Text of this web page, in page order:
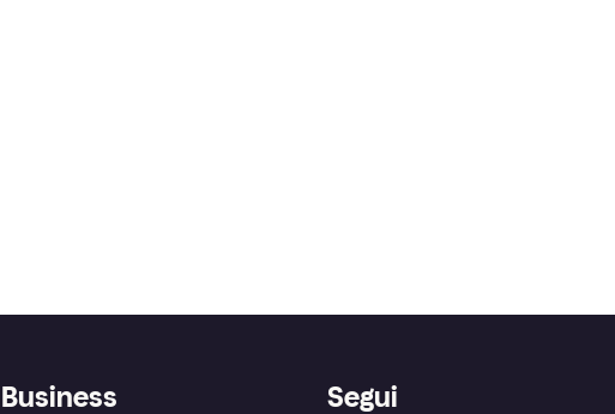
Business Segui